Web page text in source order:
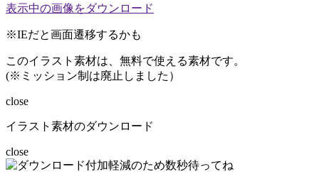
表示中の画像をダウンロード
※IEだと画面遷移するかも
このイラスト素材は、無料で使える素材です。
(※ミッション制は廃止しました）
close
イラスト素材のダウンロード
close